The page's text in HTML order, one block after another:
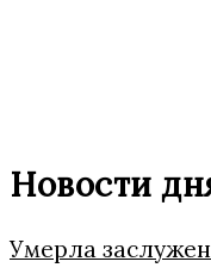
Новости
Умерла